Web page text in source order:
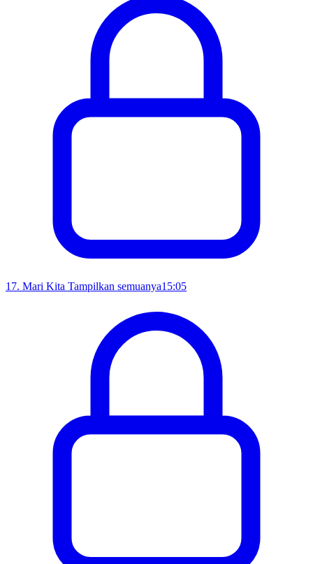
17. Mari Kita Tampilkan semuanya15:05